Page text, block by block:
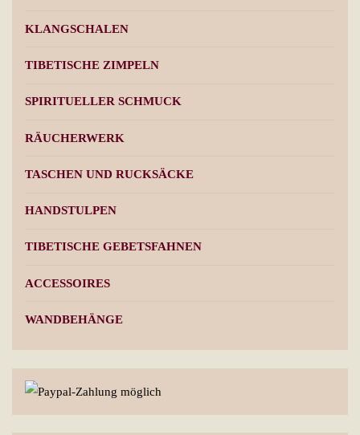
KLANGSCHALEN
TIBETISCHE ZIMPELN
SPIRITUELLER SCHMUCK
RÄUCHERWERK
TASCHEN UND RUCKSÄCKE
HANDSTULPEN
TIBETISCHE GEBETSFAHNEN
ACCESSOIRES
WANDBEHÄNGE